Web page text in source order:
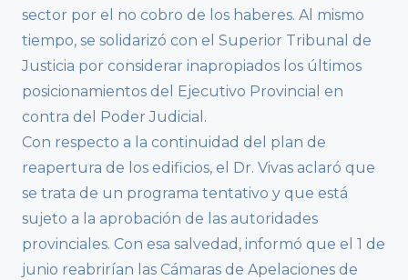
sector por el no cobro de los haberes. Al mismo
tiempo, se solidarizó con el Superior Tribunal de
Justicia por considerar inapropiados los últimos
posicionamientos del Ejecutivo Provincial en
contra del Poder Judicial.
Con respecto a la continuidad del plan de
reapertura de los edificios, el Dr. Vivas aclaró que
se trata de un programa tentativo y que está
sujeto a la aprobación de las autoridades
provinciales. Con esa salvedad, informó que el 1 de
junio reabrirían las Cámaras de Apelaciones de